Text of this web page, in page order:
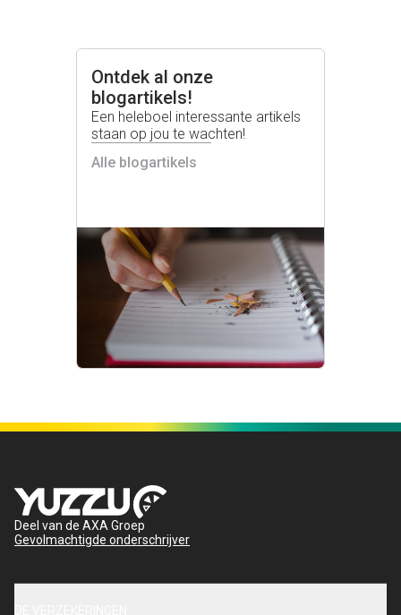
Ontdek al onze
blogartikels!
Een heleboel interessante artikels
staan op jou te wachten!
Alle blogartikels
Deel van de AXA Groep
Gevolmachtigde onderschrijver